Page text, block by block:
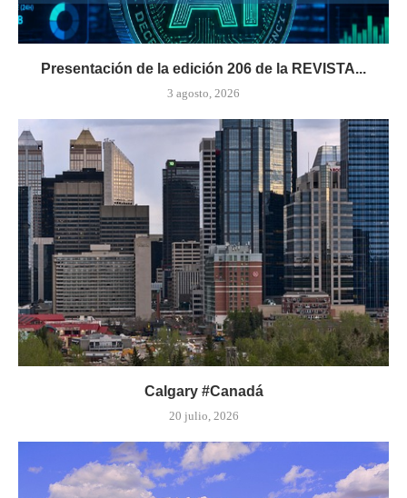
Presentación de la edición 206 de la REVISTA...
3 agosto, 2026
Calgary #Canadá
20 julio, 2026